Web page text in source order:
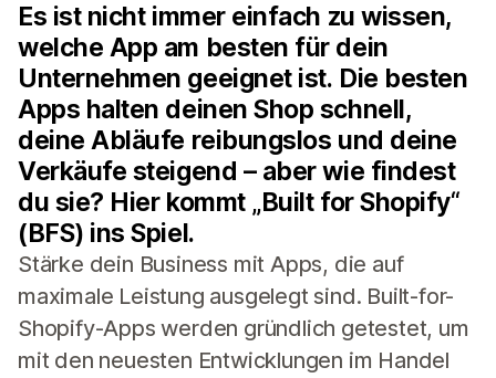
Es ist nicht immer einfach zu wissen,
welche App am besten für dein
Unternehmen geeignet ist. Die besten
Apps halten deinen Shop schnell,
deine Abläufe reibungslos und deine
Verkäufe steigend – aber wie findest
du sie? Hier kommt „Built for Shopify“
(BFS) ins Spiel.
Stärke dein Business mit Apps, die auf
maximale Leistung ausgelegt sind. Built-for-
Shopify-Apps werden gründlich getestet, um
mit den neuesten Entwicklungen im Handel